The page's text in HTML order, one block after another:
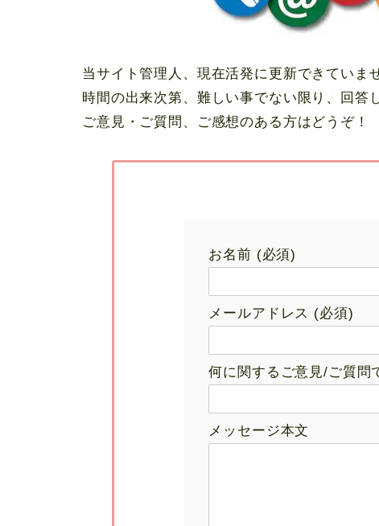
当サイト管理人、現在活発に更新できていま
時間の出来次第、難しい事でない限り、回答
ご意見・ご質問、ご感想のある方はどうぞ！
お名前 (必須)
メールアドレス (必須)
何に関するご意見/ご質問
メッセージ本文